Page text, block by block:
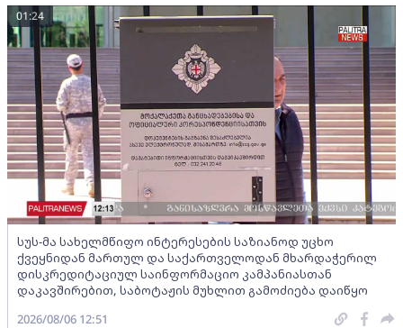
სუს-მა სახელმწიფო ინტერესების საზიანოდ უცხო
ქვეყნიდან მართულ და საქართველოდან მხარდაჭერილ
დისკრედიტაციულ საინფორმაციო კამპანიასთან
დაკავშირებით, საბოტაჟის მუხლით გამოძიება დაიწყო
01:24
2026/08/06 12:51